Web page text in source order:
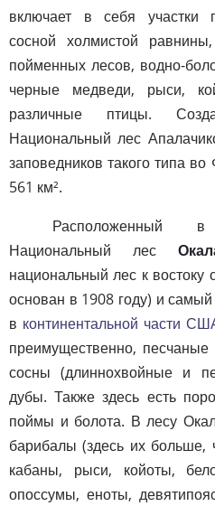
включает в себя участки
сосной холмистой
пойменных лесов, водно-
черные медведи, рыси,
различные птицы.
Национальный лес
заповедников такого типа
561 км².
Расположенный
Национальный лес
национальный лес к востоку
основан в 1908 году) и
в континентальной части
преимущественно,
сосны (длиннохвойные и
дубы. Также здесь есть
поймы и болота. В лесу
барибалы (здесь их больше,
кабаны, рыси, койоты,
опоссумы, еноты,